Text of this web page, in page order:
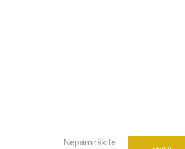
Nepamirškite